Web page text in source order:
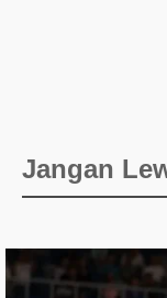
Jangan